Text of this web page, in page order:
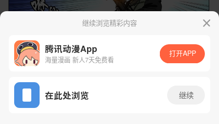
App免费看
下一话
继续浏览精彩内容
腾讯动漫App
海量漫画 新人7天免费看
打开APP
在此处浏览 继续